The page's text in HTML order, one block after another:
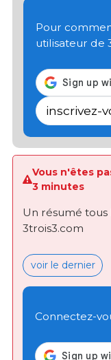
Pour
utilisateur de
inscrivez-
Vous n'êtes
3 minutes
Un résumé tous
3trois3.com
voir le dernier
Connectez-